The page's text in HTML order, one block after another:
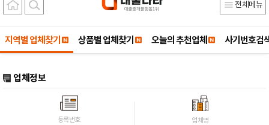
전체메뉴
지역별 업체찾기 상품별 업체찾기 오늘의 추천업체 사기번호검
업체정보
등록번호 업체명